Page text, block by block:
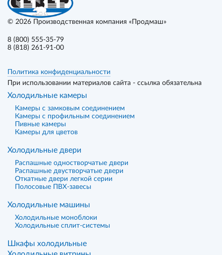
© 2026 Производственная компания «Продмаш»
8 (800) 555-35-79
8 (818) 261-91-00
Политика конфиденциальности
При использовании материалов сайта - ссылка обязательна
Холодильные камеры
Камеры с замковым соединением
Камеры с профильным соединением
Пивные камеры
Камеры для цветов
Холодильные двери
Распашные одностворчатые двери
Распашные двустворчатые двери
Откатные двери легкой серии
Полосовые ПВХ-завесы
Холодильные машины
Холодильные моноблоки
Холодильные сплит-системы
Шкафы холодильные